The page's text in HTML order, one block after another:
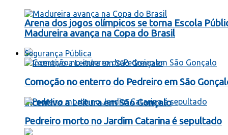
Arena dos jogos olímpicos se torna Escola
Incentivo a Leitura em São Gonçalo
Madureira avança na Copa do Brasil
Segurança Pública
Comoção no enterro do Pedreiro em São
Pedreiro morto no Jardim Catarina é sepultado